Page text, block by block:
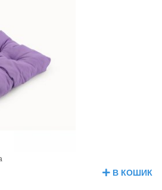
В КОШИК